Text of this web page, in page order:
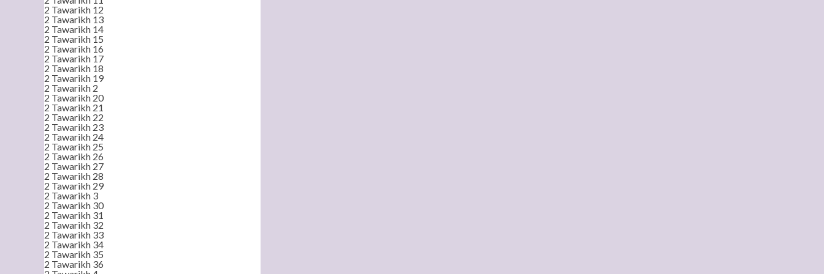
2 Tawarikh 12
2 Tawarikh 13
2 Tawarikh 14
2 Tawarikh 15
2 Tawarikh 16
2 Tawarikh 17
2 Tawarikh 18
2 Tawarikh 19
2 Tawarikh 2
2 Tawarikh 20
2 Tawarikh 21
2 Tawarikh 22
2 Tawarikh 23
2 Tawarikh 24
2 Tawarikh 25
2 Tawarikh 26
2 Tawarikh 27
2 Tawarikh 28
2 Tawarikh 29
2 Tawarikh 3
2 Tawarikh 30
2 Tawarikh 31
2 Tawarikh 32
2 Tawarikh 33
2 Tawarikh 34
2 Tawarikh 35
2 Tawarikh 36